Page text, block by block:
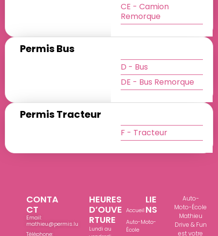
CE - Camion
Remorque
Permis Bus
D - Bus
DE - Bus Remorque
Permis Tracteur
F - Tracteur
Auto-
Moto-École
Mathieu
Drive & Fun
est votre
CONTA
CT
Email:
mathieu@permis.lu
Téléphone:
HEURES
D’OUVE
RTURE
Lundi au
LIE
NS
Accueil
Auto-Moto-
École